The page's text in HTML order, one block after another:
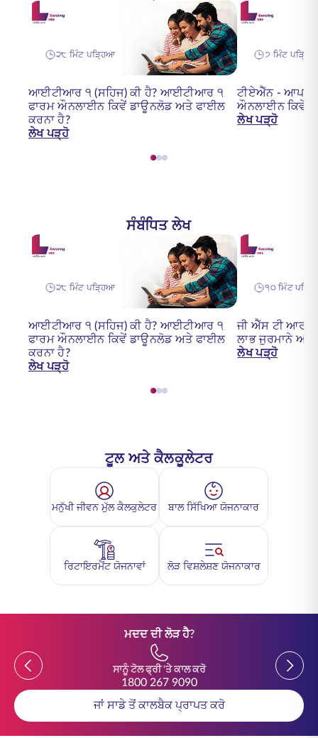
੨੮ ਮਿੰਟ ਪੜ੍ਹਿਆ
ਆਈਟੀਆਰ ੧ (ਸਹਿਜ) ਕੀ ਹੈ? ਆਈਟੀਆਰ ੧
ਫਾਰਮ ਔਨਲਾਈਨ ਕਿਵੇਂ ਡਾਊਨਲੋਡ ਅਤੇ ਫਾਈਲ
ਕਰਨਾ ਹੈ?
ਲੇਖ ਪੜ੍ਹੋ
੭ ਮਿੰਟ
ਟੀਏਐੱਨ - ਆਪਣੇ
ਔਨਲਾਈਨ ਕਿਵੇਂ
ਲੇਖ ਪੜ੍ਹੋ
ਸੰਬੰਧਿਤ ਲੇਖ
੨੮ ਮਿੰਟ ਪੜ੍ਹਿਆ
ਆਈਟੀਆਰ ੧ (ਸਹਿਜ) ਕੀ ਹੈ? ਆਈਟੀਆਰ ੧
ਫਾਰਮ ਔਨਲਾਈਨ ਕਿਵੇਂ ਡਾਊਨਲੋਡ ਅਤੇ ਫਾਈਲ
ਕਰਨਾ ਹੈ?
ਲੇਖ ਪੜ੍ਹੋ
੧੦ ਮਿੰਟ
ਜੀ ਐੱਸ ਟੀ ਆਰ 7
ਲਾਭ ਜੁਰਮਾਨੇ ਅਤੇ
ਲੇਖ ਪੜ੍ਹੋ
ਟੂਲ ਅਤੇ ਕੈਲਕੂਲੇਟਰ
ਮਨੁੱਖੀ ਜੀਵਨ ਮੁੱਲ ਕੈਲਕੁਲੇਟਰ ਬਾਲ ਸਿੱਖਿਆ ਯੋਜਨਾਕਾਰ
ਰਿਟਾਇਰਮੈਂਟ ਯੋਜਨਾਵਾਂ ਲੋੜ ਵਿਸ਼ਲੇਸ਼ਣ ਯੋਜਨਾਕਾਰ
ਮਦਦ ਦੀ ਲੋੜ ਹੈ?
Previous
ਸਾਨੂੰ ਟੋਲ ਫ੍ਰੀ 'ਤੇ ਕਾਲ ਕਰੋ
1800 267 9090
Previous
ਜਾਂ ਸਾਡੇ ਤੋਂ ਕਾਲਬੈਕ ਪ੍ਰਾਪਤ ਕਰੋ